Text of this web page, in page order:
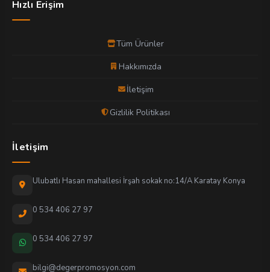
Hızlı Erişim
Tüm Ürünler
Hakkımızda
İletişim
Gizlilik Politikası
İletişim
Ulubatlı Hasan mahallesi İrşah sokak no:14/A Karatay Konya
0 534 406 27 97
0 534 406 27 97
bilgi@degerpromosyon.com